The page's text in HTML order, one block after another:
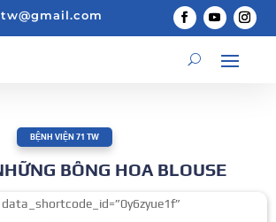
BỆNH VIỆN 71 TW
BÔNG HOA BLOUSE